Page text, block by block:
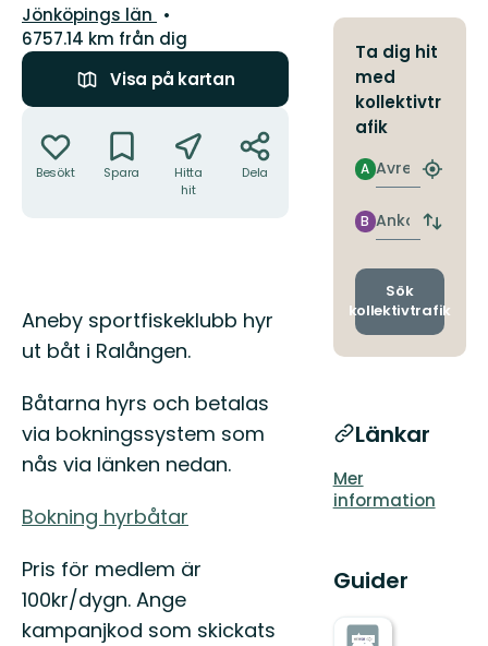
Län:
Jönköpings län
6757.14 km från dig
Visa på kartan
Besökt Spara
Hitta
hit
Dela
Beskrivning
Aneby sportfiskeklubb hyr
ut båt i Ralången.
Båtarna hyrs och betalas
via bokningssystem som
nås via länken nedan.
Bokning hyrbåtar
Pris för medlem är
100kr/dygn. Ange
kampanjkod som skickats
Ta dig hit
med
kollektivtr
afik
Avresa
A
Hitta
Ankomst
B
Byt
och
Sök
kollektivtrafik
Länkar
Mer
information
Guider